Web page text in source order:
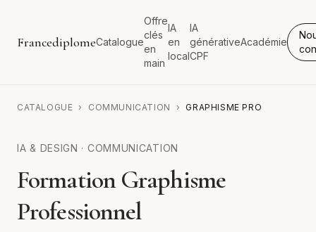
FrancediplomeCatalogue
Offre
clés
en
main
IA
en
local
IA
générative
CPF
Académie
CATALOGUE › COMMUNICATION › GRAPHISME PRO
IA & DESIGN · COMMUNICATION
Formation Graphisme
Professionnel